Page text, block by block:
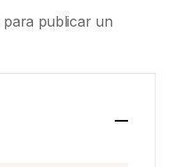
para publicar un